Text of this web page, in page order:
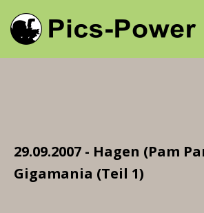
29.09.2007 - Hagen (Pam
Gigamania (Teil 1)